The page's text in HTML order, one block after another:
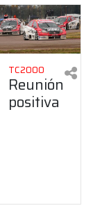
TC2000
Reunión
positiva